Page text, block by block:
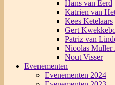
Hans van Eerd
Katrien van
Kees Ketelaars
Gert
Patriz van
Nicolas Muller
Nout Visser
Evenementen
Evenementen 2024